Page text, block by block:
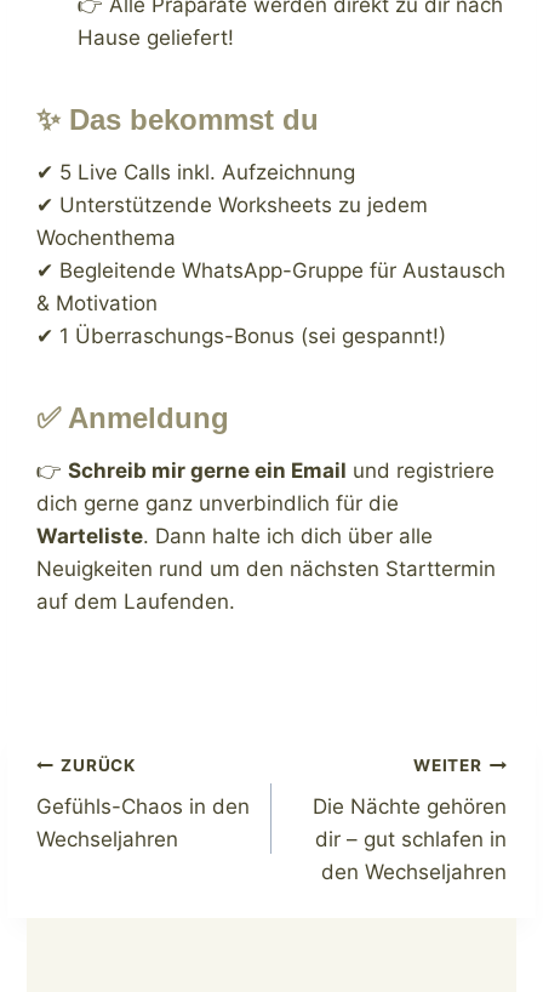
Hause geliefert!
✨ Das bekommst du
✔ 5 Live Calls inkl. Aufzeichnung
✔ Unterstützende Worksheets zu jedem
Wochenthema
✔ Begleitende WhatsApp-Gruppe für Austausch
& Motivation
✔ 1 Überraschungs-Bonus (sei gespannt!)
✅ Anmeldung
👉Schreib mir gerne ein Email und registriere
dich gerne ganz unverbindlich für die
Warteliste. Dann halte ich dich über alle
Neuigkeiten rund um den nächsten Starttermin
auf dem Laufenden.
Beitragsnavigation
ZURÜCK
Gefühls-Chaos in den
Wechseljahren
WEITER
Die Nächte gehören
dir – gut schlafen in
den Wechseljahren